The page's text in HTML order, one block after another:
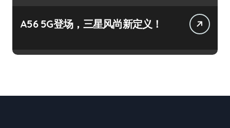
A56 5G登场，三星风尚新定义！